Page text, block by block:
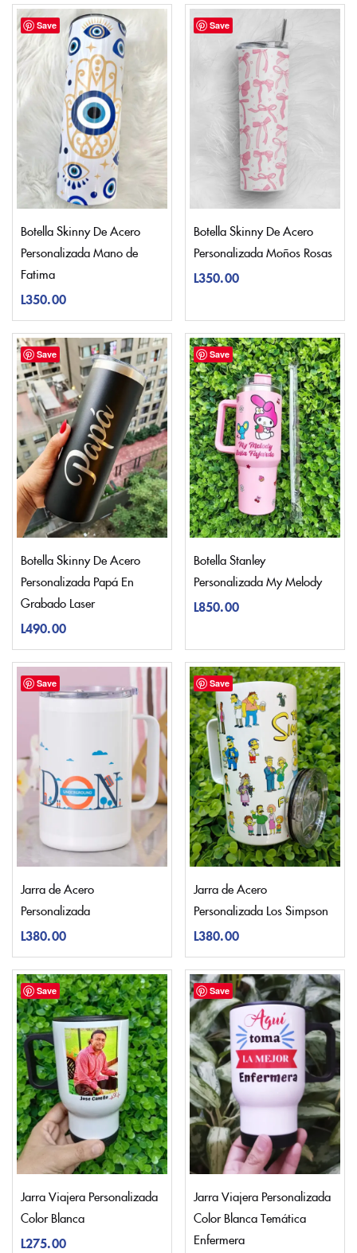
Save
Botella Skinny De Acero
Personalizada Mano de
Fatima
L350.00
Save
Botella Skinny De Acero
Personalizada Moños Rosas
L350.00
Save
Botella Skinny De Acero
Personalizada Papá En
Grabado Laser
L490.00
Save
Botella Stanley
Personalizada My Melody
L850.00
Save
Jarra de Acero
Personalizada
L380.00
Save
Jarra de Acero
Personalizada Los Simpson
L380.00
Save
Jarra Viajera Personalizada
Color Blanca
L275.00
Save
Jarra Viajera Personalizada
Color Blanca Temática
Enfermera